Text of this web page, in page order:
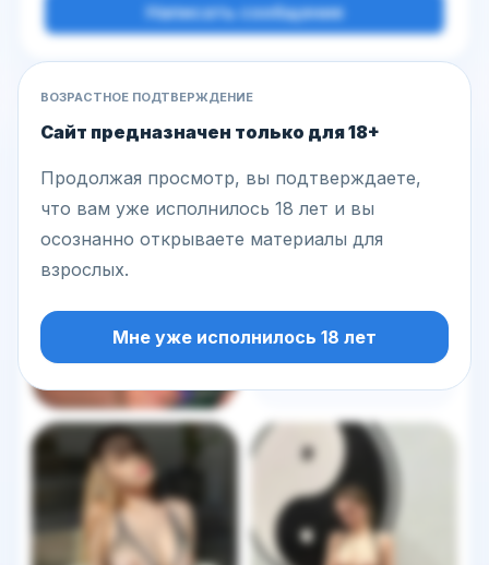
Написать сообщение
ВОЗРАСТНОЕ ПОДТВЕРЖДЕНИЕ
Сайт предназначен только для 18+
Продолжая просмотр, вы подтверждаете,
что вам уже исполнилось 18 лет и вы
осознанно открываете материалы для
взрослых.
Мне уже исполнилось 18 лет